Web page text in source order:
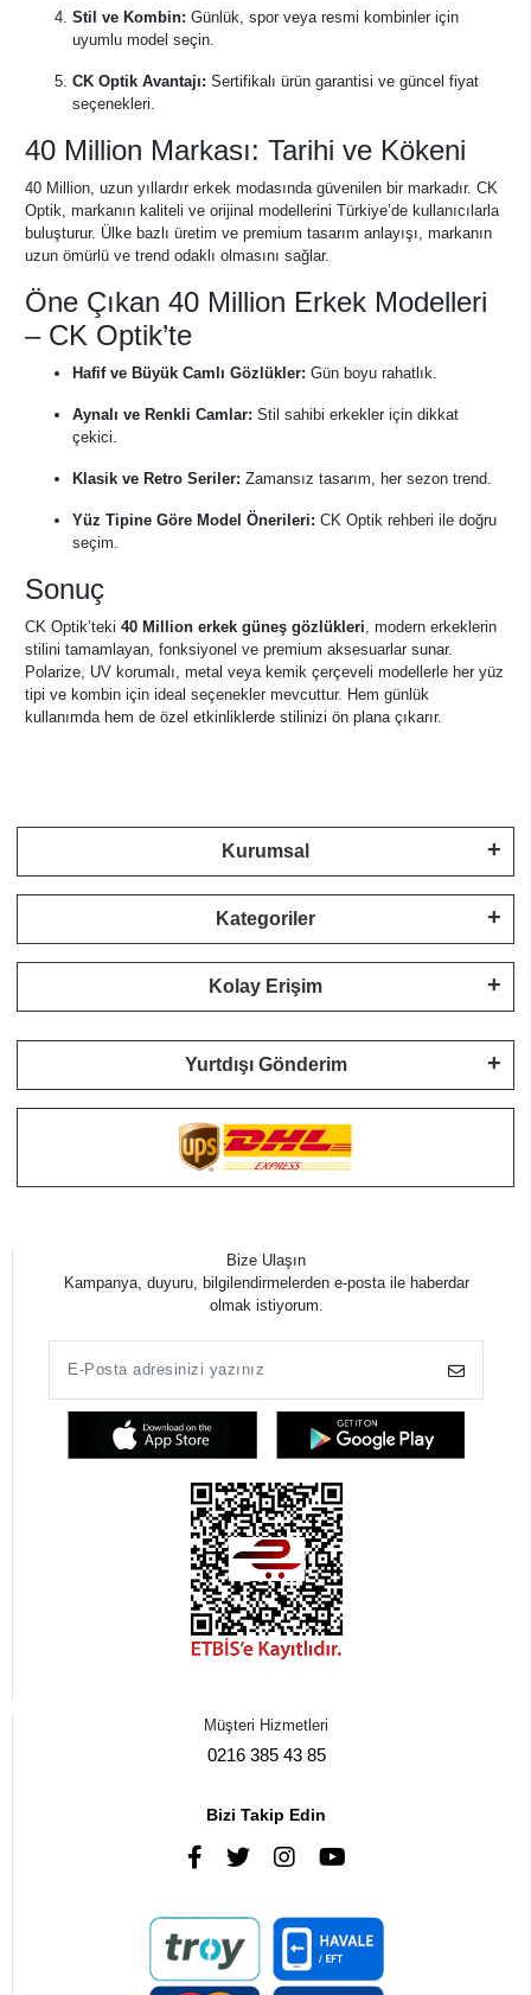
Stil ve Kombin: Günlük, spor veya resmi kombinler için
uyumlu model seçin.
CK Optik Avantajı: Sertifikalı ürün garantisi ve güncel fiyat
seçenekleri.
40 Million Markası: Tarihi ve Kökeni
40 Million, uzun yıllardır erkek modasında güvenilen bir markadır. CK
Optik, markanın kaliteli ve orijinal modellerini Türkiye’de kullanıcılarla
buluşturur. Ülke bazlı üretim ve premium tasarım anlayışı, markanın
uzun ömürlü ve trend odaklı olmasını sağlar.
Öne Çıkan 40 Million Erkek Modelleri
– CK Optik’te
Hafif ve Büyük Camlı Gözlükler: Gün boyu rahatlık.
Aynalı ve Renkli Camlar: Stil sahibi erkekler için dikkat
çekici.
Klasik ve Retro Seriler: Zamansız tasarım, her sezon trend.
Yüz Tipine Göre Model Önerileri: CK Optik rehberi ile doğru
seçim.
Sonuç
CK Optik’teki 40 Million erkek güneş gözlükleri, modern erkeklerin
stilini tamamlayan, fonksiyonel ve premium aksesuarlar sunar.
Polarize, UV korumalı, metal veya kemik çerçeveli modellerle her yüz
tipi ve kombin için ideal seçenekler mevcuttur. Hem günlük
kullanımda hem de özel etkinliklerde stilinizi ön plana çıkarır.
Kurumsal
Kategoriler
Kolay Erişim
Yurtdışı Gönderim
Bize Ulaşın
Kampanya, duyuru, bilgilendirmelerden e-posta ile haberdar
olmak istiyorum.
Müşteri Hizmetleri
0216 385 43 85
Bizi Takip Edin